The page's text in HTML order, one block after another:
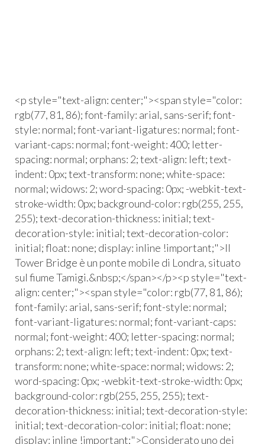
<p style="text-align: center;">​<span style="color:
rgb(77, 81, 86); font-family: arial, sans-serif; font-
style: normal; font-variant-ligatures: normal; font-
variant-caps: normal; font-weight: 400; letter-
spacing: normal; orphans: 2; text-align: left; text-
indent: 0px; text-transform: none; white-space:
normal; widows: 2; word-spacing: 0px; -webkit-text-
stroke-width: 0px; background-color: rgb(255, 255,
255); text-decoration-thickness: initial; text-
decoration-style: initial; text-decoration-color:
initial; float: none; display: inline !important;">Il
Tower Bridge è un ponte mobile di Londra, situato
sul fiume Tamigi.&nbsp;</span></p><p style="text-
align: center;"><span style="color: rgb(77, 81, 86);
font-family: arial, sans-serif; font-style: normal;
font-variant-ligatures: normal; font-variant-caps:
normal; font-weight: 400; letter-spacing: normal;
orphans: 2; text-align: left; text-indent: 0px; text-
transform: none; white-space: normal; widows: 2;
word-spacing: 0px; -webkit-text-stroke-width: 0px;
background-color: rgb(255, 255, 255); text-
decoration-thickness: initial; text-decoration-style:
initial; text-decoration-color: initial; float: none;
display: inline !important;">Considerato uno dei